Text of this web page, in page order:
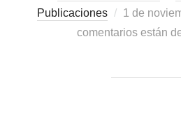
Publicaciones
1 de
comentarios están